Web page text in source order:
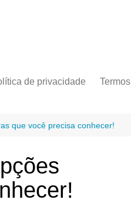
de privacidade
que você precisa conhecer!